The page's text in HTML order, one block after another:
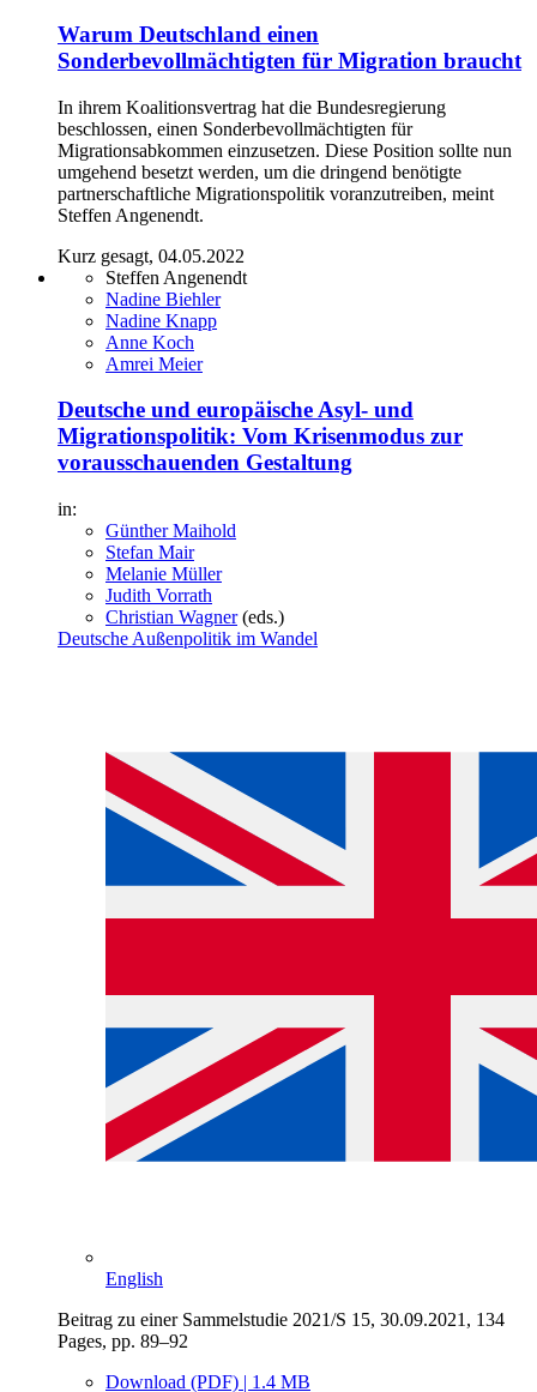
Warum Deutschland einen
Sonderbevollmächtigten für Migration braucht
In ihrem Koalitionsvertrag hat die Bundesregierung
beschlossen, einen Sonderbevollmächtigten für
Migrationsabkommen einzusetzen. Diese Position sollte nun
umgehend besetzt werden, um die dringend benötigte
partnerschaftliche Migrationspolitik voranzutreiben, meint
Steffen Angenendt.
Kurz gesagt, 04.05.2022
Steffen Angenendt
Nadine Biehler
Nadine Knapp
Anne Koch
Amrei Meier
Deutsche und europäische Asyl- und
Migrationspolitik: Vom Krisenmodus zur
vorausschauenden Gestaltung
in:
Günther Maihold
Stefan Mair
Melanie Müller
Judith Vorrath
Christian Wagner(eds.)
Deutsche Außenpolitik im Wandel
English
Beitrag zu einer Sammelstudie 2021/S 15, 30.09.2021, 134
Pages, pp. 89–92
Download (PDF) | 1.4 MB